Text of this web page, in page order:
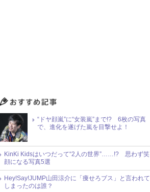
“ドヤ顔嵐”に“女装嵐”まで!? 6枚の写真
で、進化を遂げた嵐を目撃せよ！
KinKi Kidsはいつだって“2人の世界”……!? 思わず笑
顔になる写真5選
Hey!Say!JUMP山田涼介に「痩せろブス」と言われて
しまったのは誰？